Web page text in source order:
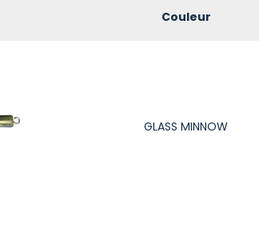
Couleur
GLASS MINNOW